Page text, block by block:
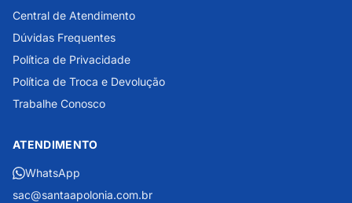
Central de Atendimento
Dúvidas Frequentes
Política de Privacidade
Política de Troca e Devolução
Trabalhe Conosco
ATENDIMENTO
WhatsApp
sac@santaapolonia.com.br